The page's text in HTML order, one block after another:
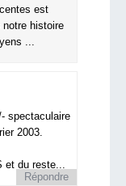
est
histoire
...
spectaculaire
2003.
et du reste...
Répondre